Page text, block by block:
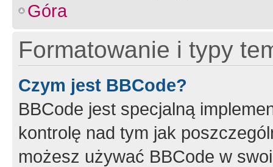
Góra
Formatowanie i typy
Czym jest BBCode?
BBCode jest specjalną
kontrolę nad tym jak
możesz używać BBCode w